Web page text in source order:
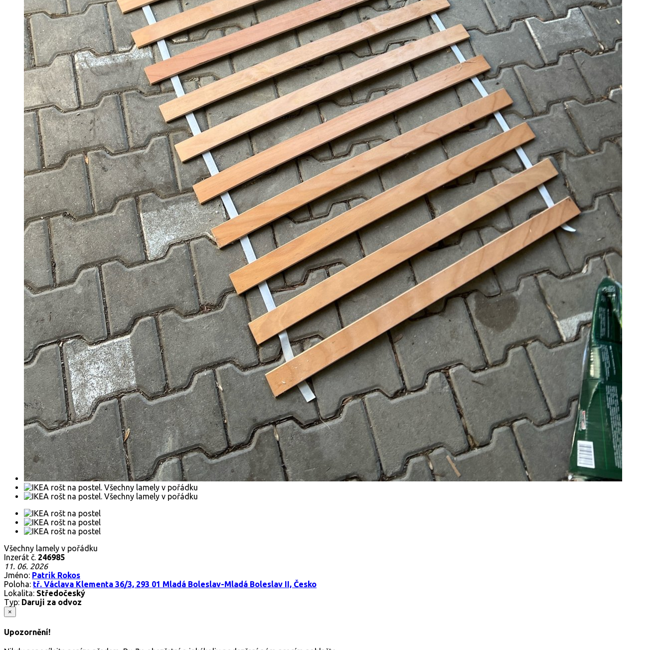
Všechny lamely v pořádku
Inzerát č. 246985
11. 06. 2026
Jméno: Patrik Rokos
Poloha: tř. Václava Klementa 36/3, 293 01 Mladá Boleslav-Mladá Boleslav II, Česko
Lokalita: Středočeský
Typ: Daruji za odvoz
×
Upozornění!